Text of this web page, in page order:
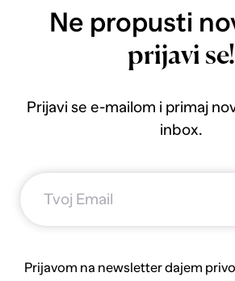
Ne propusti
prijavi se!
Prijavi se e-mailom i primaj
inbox.
Prijavom na newsletter dajem